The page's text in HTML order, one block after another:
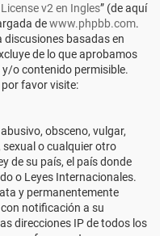
v2 en Ingles” (de aquí
dewww.phpbb.com.
basadas en
de lo que aprobamos
o contenido permisible.
favor visite:
obsceno, vulgar,
o cualquier otro
de su país, el país donde
o Leyes Internacionales.
y permanentemente
notificación a su
direcciones IP de todos los